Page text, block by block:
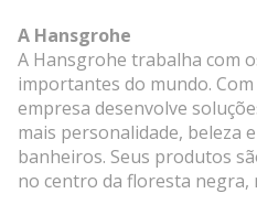
A Hansgrohe
A Hansgrohe trabalha com
importantes do mundo.
empresa desenvolve
mais personalidade, beleza
banheiros. Seus produtos
no centro da floresta negra,